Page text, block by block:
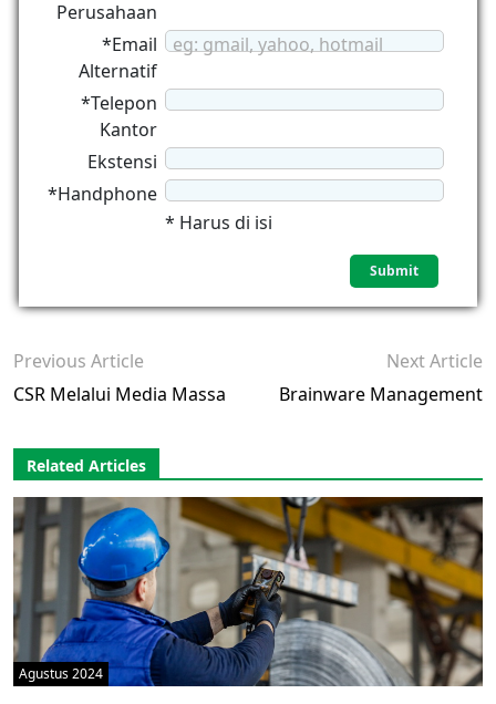
Perusahaan
*Email
Alternatif
eg: gmail, yahoo, hotmail
*Telepon
Kantor
Ekstensi
*Handphone
* Harus di isi
Previous Article
CSR Melalui Media Massa
Next Article
Brainware Management
Related Articles
Agustus 2024